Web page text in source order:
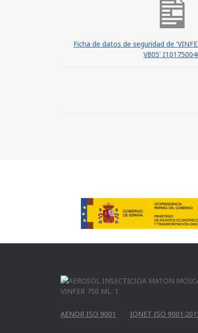
Ficha de datos de seguridad de
V805'
AENOR ISO 9001 IQNET ISO